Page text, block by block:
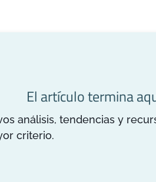
El artículo termina
análisis, tendencias y
criterio.